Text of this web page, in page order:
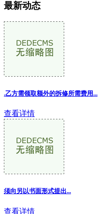
最新动态
.乙方需领取额外的拆修所需费用...
查看详情
须向另以书面形式提出...
查看详情